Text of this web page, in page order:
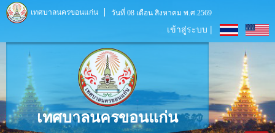
เทศบาลนครขอนแก่น วันที่ 08 เดือน สิงหาคม พ.ศ.2569
เข้าสู่ระบบ |
เทศบาลนครขอนแก่น